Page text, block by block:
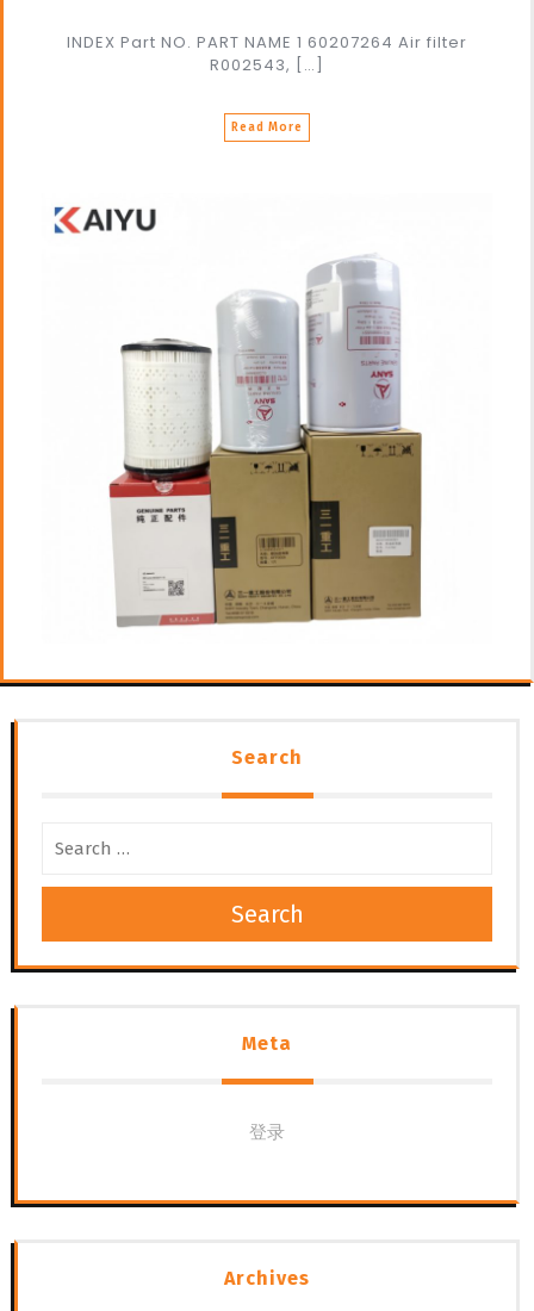
INDEX Part NO. PART NAME 1 60207264 Air filter
R002543, […]
Read More
Search
Search
Meta
登录
Archives